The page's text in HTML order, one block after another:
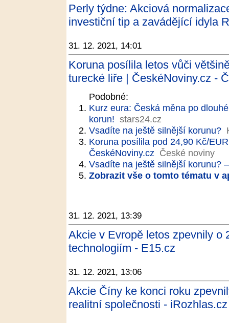
Perly týdne: Akciová
investiční tip a zavádějící idyla
31. 12. 2021, 14:01
Koruna posílila letos vůči
turecké liře | ČeskéNoviny.cz -
Podobné:
Kurz eura: Česká měna po
korun! stars24.cz
Vsadíte na ještě silnější korunu?
Koruna posílila pod 24,90 Kč/
ČeskéNoviny.cz České noviny
Vsadíte na ještě silnější korunu?
Zobrazit vše o tomto tématu v
31. 12. 2021, 13:39
Akcie v Evropě letos zpevnily o
technologiím - E15.cz
31. 12. 2021, 13:06
Akcie Číny ke konci roku
realitní společnosti - iRozhlas.cz